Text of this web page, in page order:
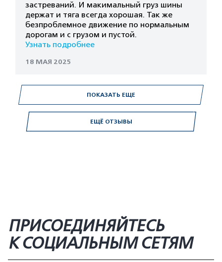
ЕЩЁ ОТЗЫВЫ
застреваний. И макимальный груз шины
держат и тяга всегда хорошая. Так же
безпроблемное движение по нормальным
дорогам и с грузом и пустой.
Узнать подробнее
18 МАЯ 2025
ПОКАЗАТЬ ЕЩЕ
ПРИСОЕДИНЯЙТЕСЬ
К СОЦИАЛЬНЫМ СЕТЯМ